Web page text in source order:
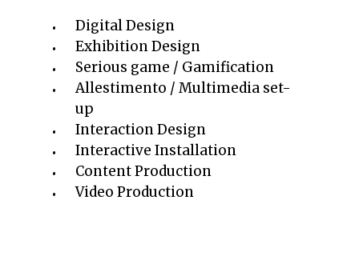
Digital Design
Exhibition Design
Serious game / Gamification
Allestimento / Multimedia set-
up
Interaction Design
Interactive Installation
Content Production
Video Production